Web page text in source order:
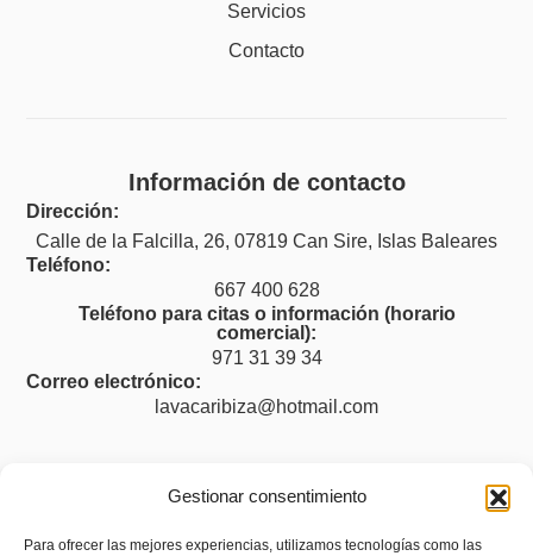
Gestionar consentimiento
Para ofrecer las mejores experiencias, utilizamos tecnologías como las
Servicios
Contacto
Información de contacto
Dirección:
Calle de la Falcilla, 26, 07819 Can Sire, Islas Baleares
Teléfono:
667 400 628
Teléfono para citas o información (horario
comercial):
971 31 39 34
Correo electrónico:
lavacaribiza@hotmail.com